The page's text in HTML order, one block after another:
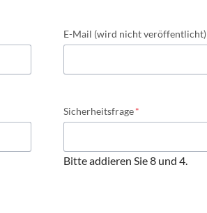
Pflichtfeld
E-Mail (wird nicht veröffentlicht)
Pflichtfeld
Sicherheitsfrage*
Bitte addieren Sie 8 und 4.